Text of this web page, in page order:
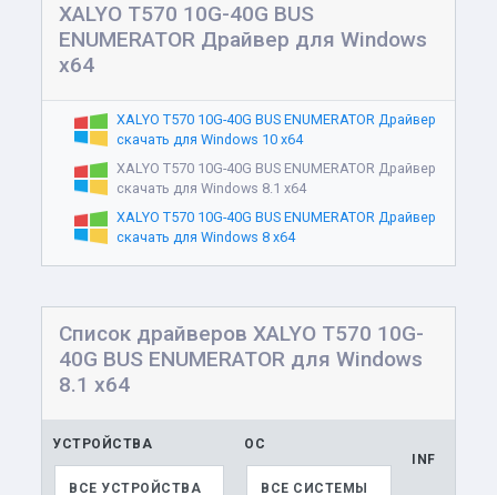
XALYO T570 10G-40G BUS
ENUMERATOR Драйвер для Windows
x64
XALYO T570 10G-40G BUS ENUMERATOR Драйвер
скачать для Windows 10 x64
XALYO T570 10G-40G BUS ENUMERATOR Драйвер
скачать для Windows 8.1 x64
XALYO T570 10G-40G BUS ENUMERATOR Драйвер
скачать для Windows 8 x64
Список драйверов XALYO T570 10G-
40G BUS ENUMERATOR для Windows
8.1 x64
УСТРОЙСТВА
ВСЕ УСТРОЙСТВА
ОС
ВСЕ СИСТЕМЫ
INF